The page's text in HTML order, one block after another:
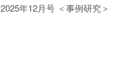
2025年12月号 ＜事例研究＞